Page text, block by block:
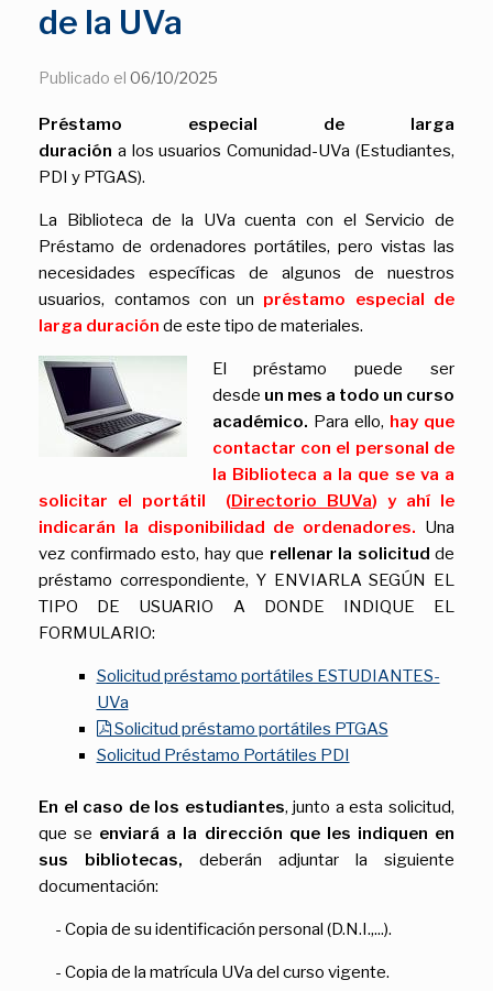
de la UVa
Publicado el 06/10/2025
Préstamo especial de larga
duración a los usuarios Comunidad-UVa (Estudiantes,
PDI y PTGAS).
La Biblioteca de la UVa cuenta con el Servicio de
Préstamo de ordenadores portátiles, pero vistas las
necesidades específicas de algunos de nuestros
usuarios, contamos con un préstamo especial de
larga duración de este tipo de materiales.
El préstamo puede ser
desde un mes a todo un curso
académico. Para ello, hay que
contactar con el personal de
la Biblioteca a la que se va a
solicitar el portátil (Directorio BUVa) y ahí le
indicarán la disponibilidad de ordenadores. Una
vez confirmado esto, hay que rellenar la solicitud de
préstamo correspondiente, Y ENVIARLA SEGÚN EL
TIPO DE USUARIO A DONDE INDIQUE EL
FORMULARIO:
Solicitud préstamo portátiles ESTUDIANTES-
UVa
Solicitud préstamo portátiles PTGAS
Solicitud Préstamo Portátiles PDI
En el caso de los estudiantes, junto a esta solicitud,
que se enviará a la dirección que les indiquen en
sus bibliotecas, deberán adjuntar la siguiente
documentación:
- Copia de su identificación personal (D.N.I.,...).
- Copia de la matrícula UVa del curso vigente.